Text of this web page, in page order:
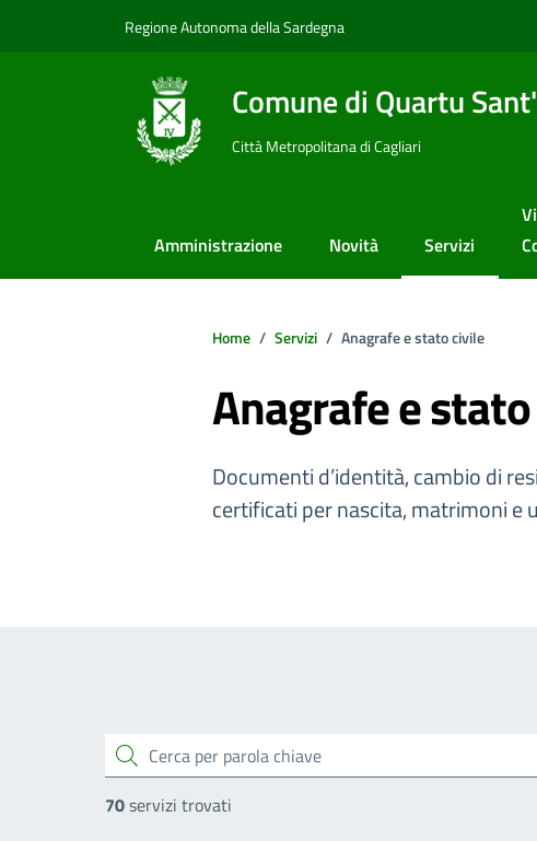
Regione Autonoma della Sardegna
Comune di Quartu
Città Metropolitana di Cagliari
Amministrazione Novità Servizi
Home Servizi Anagrafe e stato civile
Anagrafe e
Documenti d’identità, cambio di
certificati per nascita, matrimoni e
cerca
70servizi trovati